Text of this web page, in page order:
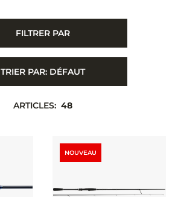
FILTRER PAR
TRIER PAR: DÉFAUT
ARTICLES: 48
NOUVEAU